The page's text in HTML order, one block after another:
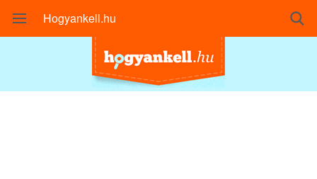
Hogyankell.hu